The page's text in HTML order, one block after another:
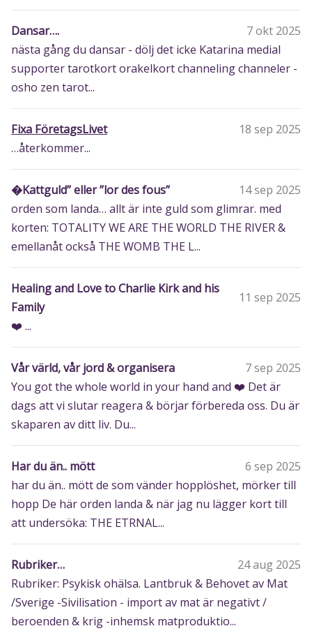
Dansar….
7 okt 2025
nästa gång du dansar - dölj det icke Katarina medial
supporter tarotkort orakelkort channeling channeler -
osho zen tarot...
Fixa FöretagsLivet
18 sep 2025
…återkommer...
�Kattguld” eller ”lor des fous”
14 sep 2025
orden som landa… allt är inte guld som glimrar. med
korten: TOTALITY WE ARE THE WORLD THE RIVER &
emellanåt också THE WOMB THE L...
Healing and Love to Charlie Kirk and his
Family
11 sep 2025
❤️ ...
Vår värld, vår jord & organisera
7 sep 2025
You got the whole world in your hand and ❤️ Det är
dags att vi slutar reagera & börjar förbereda oss. Du är
skaparen av ditt liv. Du...
Har du än.. mött
6 sep 2025
har du än.. mött de som vänder hopplöshet, mörker till
hopp De här orden landa & när jag nu lägger kort till
att undersöka: THE ETRNAL...
Rubriker…
24 aug 2025
Rubriker: Psykisk ohälsa. Lantbruk & Behovet av Mat
/Sverige -Sivilisation - import av mat är negativt /
beroenden & krig -inhemsk matproduktio...